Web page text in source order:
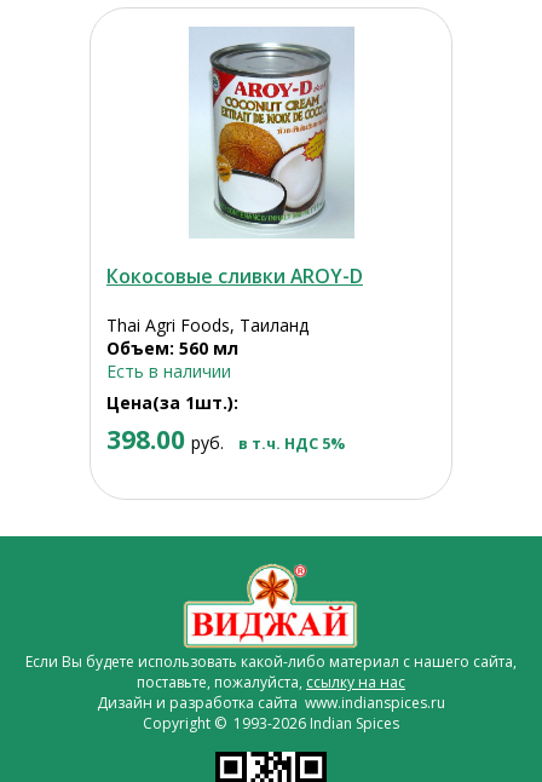
Кокосовые сливки AROY-D
Thai Agri Foods, Таиланд
Объем: 560 мл
Есть в наличии
Цена(за 1шт.):
398.00 руб. в т.ч. НДС 5%
Если Вы будете использовать какой-либо материал с нашего сайта,
поставьте, пожалуйста, ссылку на нас
Дизайн и разработка сайта www.indianspices.ru
Copyright © 1993-2026 Indian Spices